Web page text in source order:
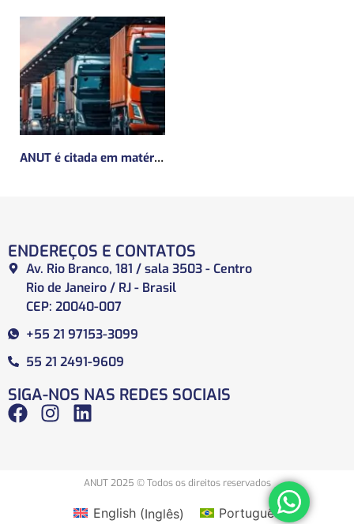
ANUT é citada em matéria da Mundo Logística sobre a MP do Frete
ENDEREÇOS E CONTATOS
Av. Rio Branco, 181 / sala 3503 - Centro
Rio de Janeiro / RJ - Brasil
CEP: 20040-007
+55 21 97153-3099
55 21 2491-9609
SIGA-NOS NAS REDES SOCIAIS
ANUT 2025 © Todos os direitos reservados
English(Inglês) Português